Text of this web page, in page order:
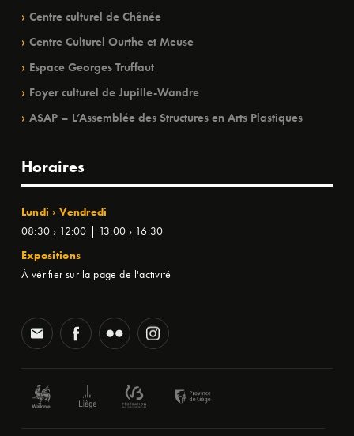
Centre culturel de Chênée
Centre Culturel Ourthe et Meuse
Espace Georges Truffaut
Foyer culturel de Jupille-Wandre
ASAP – L’Assemblée des Structures en Arts Plastiques
Horaires
Lundi › Vendredi
08:30 › 12:00 | 13:00 › 16:30
Expositions
À vérifier sur la page de l'activité